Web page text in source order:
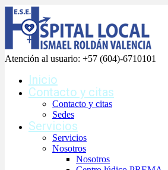
Atención al usuario: +57 (604)-6710101
Inicio
Contacto y citas
Contacto y citas
Sedes
Servicios
Servicios
Nosotros
Nosotros